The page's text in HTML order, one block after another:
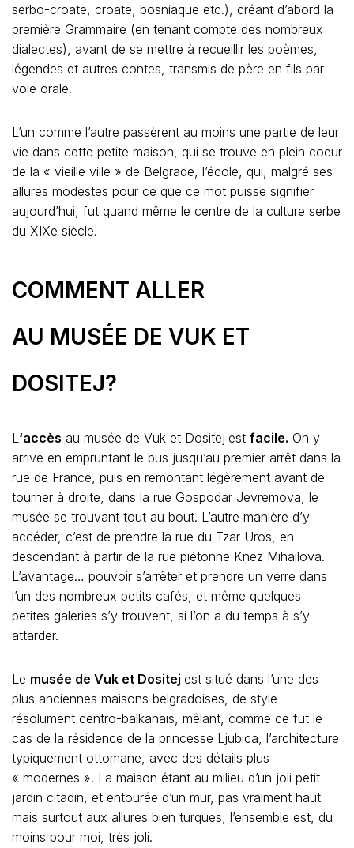
serbo-croate, croate, bosniaque etc.), créant d’abord la
première Grammaire (en tenant compte des nombreux
dialectes), avant de se mettre à recueillir les poèmes,
légendes et autres contes, transmis de père en fils par
voie orale.
L’un comme l’autre passèrent au moins une partie de leur
vie dans cette petite maison, qui se trouve en plein coeur
de la « vieille ville » de Belgrade, l’école, qui, malgré ses
allures modestes pour ce que ce mot puisse signifier
aujourd’hui, fut quand même le centre de la culture serbe
du XIXe siècle.
COMMENT ALLER
AU MUSÉE DE VUK ET
DOSITEJ?
L ‘accès au musée de Vuk et Dositej est facile. On y
arrive en empruntant le bus jusqu’au premier arrêt dans la
rue de France, puis en remontant légèrement avant de
tourner à droite, dans la rue Gospodar Jevremova, le
musée se trouvant tout au bout. L’autre manière d’y
accéder, c’est de prendre la rue du Tzar Uros, en
descendant à partir de la rue piétonne Knez Mihailova.
L’avantage… pouvoir s’arrêter et prendre un verre dans
l’un des nombreux petits cafés, et même quelques
petites galeries s’y trouvent, si l’on a du temps à s’y
attarder.
Le musée de Vuk et Dositej est situé dans l’une des
plus anciennes maisons belgradoises, de style
résolument centro-balkanais, mêlant, comme ce fut le
cas de la résidence de la princesse Ljubica, l’architecture
typiquement ottomane, avec des détails plus
« modernes ». La maison étant au milieu d’un joli petit
jardin citadin, et entourée d’un mur, pas vraiment haut
mais surtout aux allures bien turques, l’ensemble est, du
moins pour moi, très joli.